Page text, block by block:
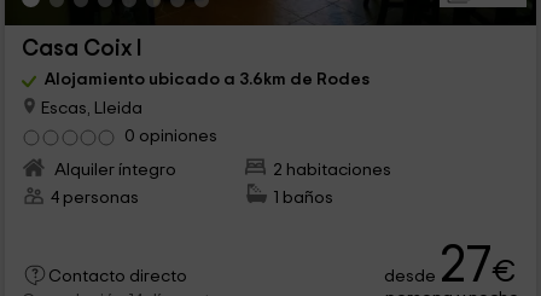
Casa Coix I
Alojamiento ubicado a 3.6km de Rodes
Escas, Lleida
0 opiniones
Alquiler íntegro
2 habitaciones
4 personas
1 baños
Contacto directo
desde 27€